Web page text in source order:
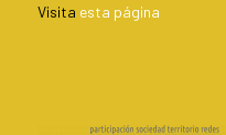
Visita esta página